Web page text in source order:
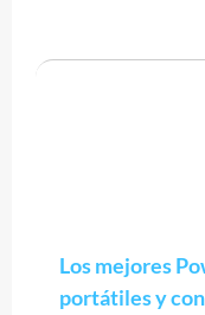
Los mejores
portátiles y